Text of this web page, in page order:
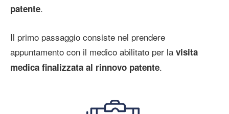
patente.
Il primo passaggio consiste nel prendere
appuntamento con il medico abilitato per la visita
medica finalizzata al rinnovo patente.